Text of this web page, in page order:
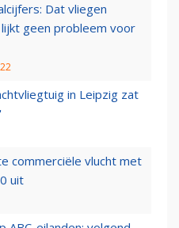
Dat vliegen
geen probleem voor
in Leipzig zat
commerciële vlucht met
uit